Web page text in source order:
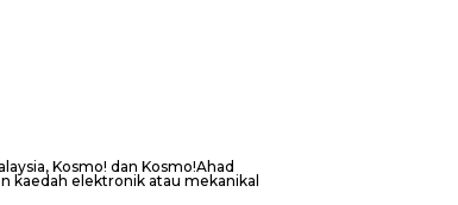
Kosmo! dan Kosmo!Ahad
kaedah elektronik atau mekanikal